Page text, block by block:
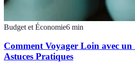
Budget et Économie6 min
Comment Voyager Loin avec un
Astuces Pratiques